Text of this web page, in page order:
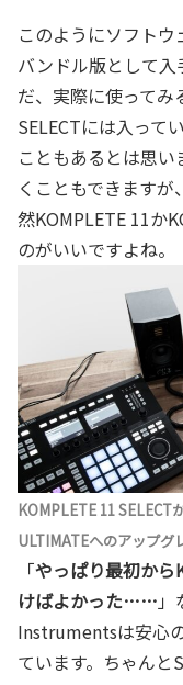
このようにソフト
バンドル版として入
だ、実際に使ってみ
SELECTには入っ
こともあるとは思
くこともできます
然KOMPLETE 11か
のがいいですよね。
KOMPLETE 11 SELECT
ULTIMATEへのアップグ
「やっぱり最初から
けばよかった……
Instrumentsは安心
ています。ちゃんと